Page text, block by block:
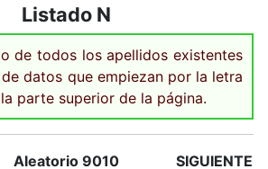
Listado N
de todos los apellidos existentes
datos que empiezan por la letra
parte superior de la página.
Aleatorio 9010 SIGUIENTE